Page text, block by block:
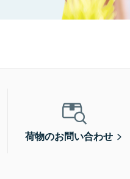
荷物のお問い合わせ